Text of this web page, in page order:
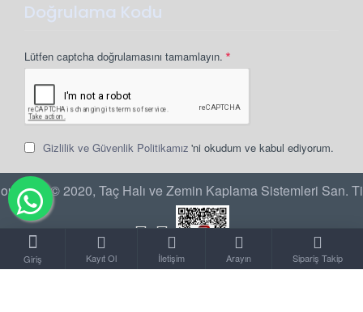
Doğrulama Kodu
Lütfen captcha doğrulamasını tamamlayın.
Gizlilik ve Güvenlik Politikamız 'ni okudum ve kabul ediyorum.
© 2020, Taç Halı ve Zemin Kaplama Sistemleri San.
Giriş Kayıt Ol İletişim Arayın Sipariş Takip